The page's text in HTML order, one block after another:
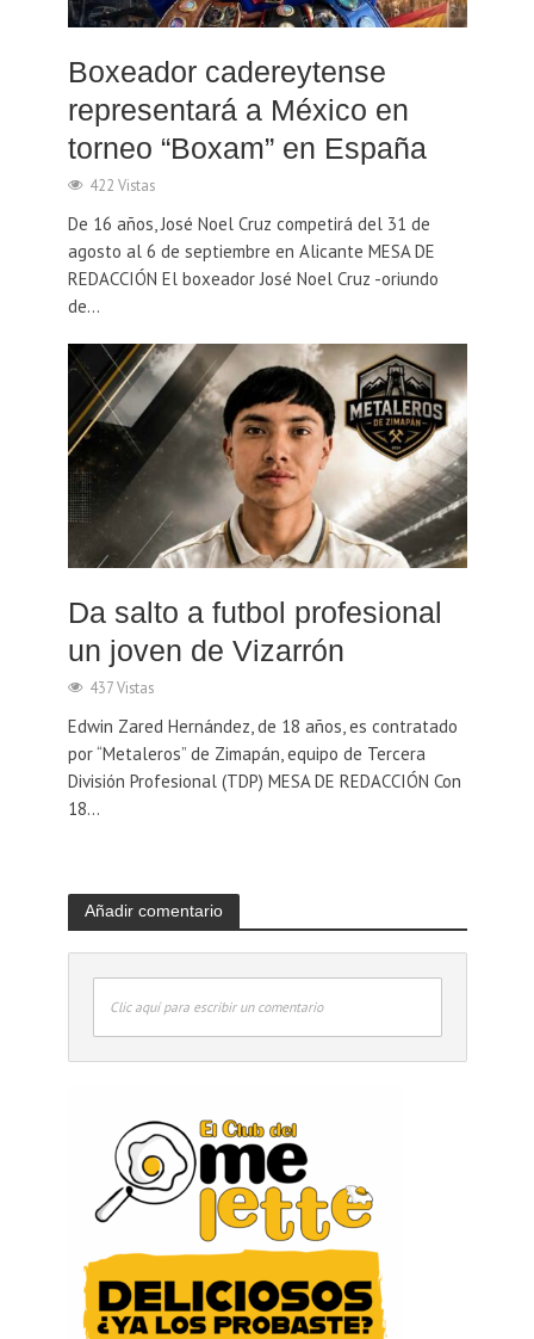
Boxeador cadereytense
representará a México en
torneo “Boxam” en España
422 Vistas
De 16 años, José Noel Cruz competirá del 31 de
agosto al 6 de septiembre en Alicante MESA DE
REDACCIÓN El boxeador José Noel Cruz -oriundo
de...
Da salto a futbol profesional
un joven de Vizarrón
437 Vistas
Edwin Zared Hernández, de 18 años, es contratado
por “Metaleros” de Zimapán, equipo de Tercera
División Profesional (TDP) MESA DE REDACCIÓN Con
18...
Añadir comentario
Clic aquí para escribir un comentario